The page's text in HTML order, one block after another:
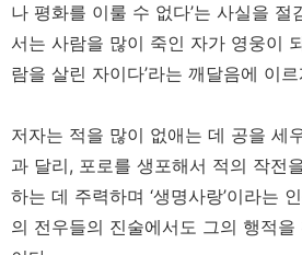
나 평화를 이룰 수 없다’는 사실을 절
서는 사람을 많이 죽인 자가 영웅이
람을 살린 자이다’라는 깨달음에 이
저자는 적을 많이 없애는 데 공을 세
과 달리, 포로를 생포해서 적의 작전
하는 데 주력하며 ‘생명사랑’이라는
의 전우들의 진술에서도 그의 행적